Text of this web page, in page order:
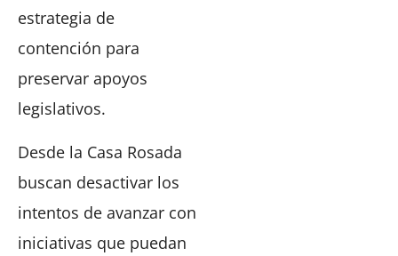
estrategia de
contención para
preservar apoyos
legislativos.
Desde la Casa Rosada
buscan desactivar los
intentos de avanzar con
iniciativas que puedan